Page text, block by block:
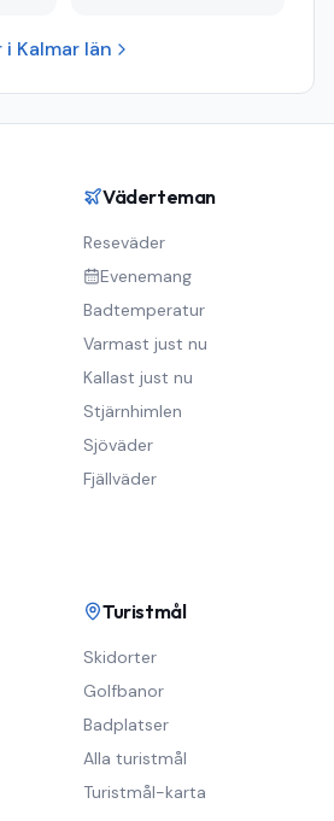
i Kalmar län
Väderteman
Reseväder
Evenemang
Badtemperatur
Varmast just nu
Kallast just nu
Stjärnhimlen
Sjöväder
Fjällväder
Turistmål
Skidorter
Golfbanor
Badplatser
Alla turistmål
Turistmål-karta